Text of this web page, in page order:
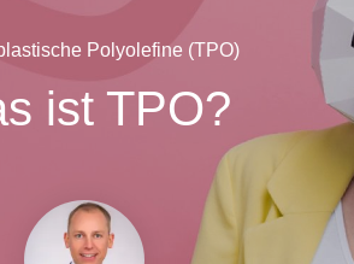
Polyolefine (TPO)
ist TPO?